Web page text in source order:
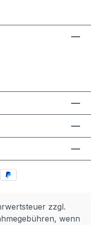
zzgl.
wenn